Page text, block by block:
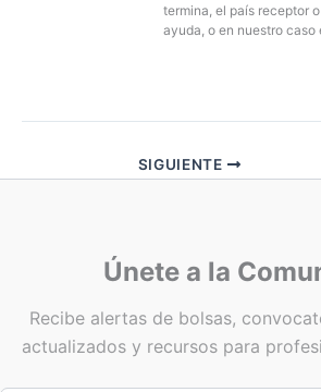
termina, el país receptor
ayuda, o en nuestro caso
SIGUIENTE
Únete a la
Recibe alertas de bolsas,
actualizados y recursos para